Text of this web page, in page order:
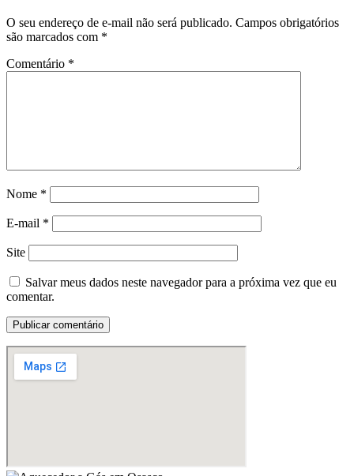
O seu endereço de e-mail não será publicado. Campos obrigatórios
são marcados com *
Comentário *
Nome *
E-mail *
Site
Salvar meus dados neste navegador para a próxima vez que eu
comentar.